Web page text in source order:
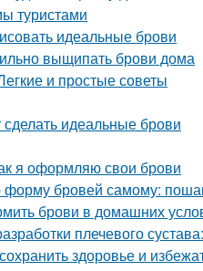
туристами
идеальные брови
выщипать брови дома
и простые советы
идеальные брови
я оформляю свои брови
форму бровей самому:
брови в домашних
плечевого
здоровье и